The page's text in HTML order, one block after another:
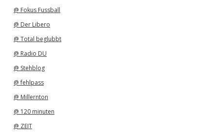
@ Fokus Fussball
@ Der Libero
@ Total beglubbt
@ Radio DU
@ Stehblog
@ fehlpass
@ Millernton
@ 120 minuten
@ ZEIT